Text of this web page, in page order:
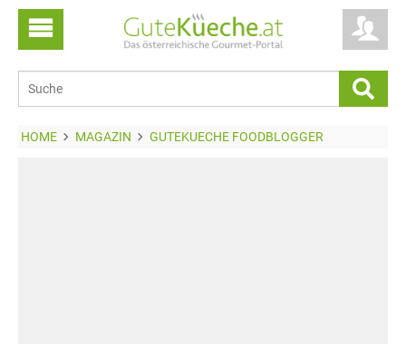
HOME MAGAZIN GUTEKUECHE FOODBLOGGER